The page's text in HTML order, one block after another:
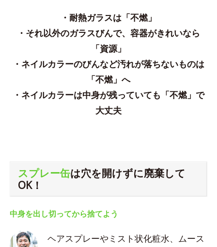
・耐熱ガラスは「不燃」
・それ以外のガラスびんで、容器がきれいなら
「資源」
・ネイルカラーのびんなど汚れが落ちないものは
「不燃」へ
・ネイルカラーは中身が残っていても「不燃」で
大丈夫
スプレー缶は穴を開けずに廃棄して
OK！
中身を出し切ってから捨てよう
ヘアスプレーやミスト状化粧水、ムース